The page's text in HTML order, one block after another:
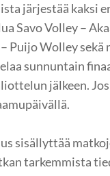
järjestää kaksi
Savo Volley –
Puijo Wolley
sunnuntain
jälkeen.
sisällyttää
tarkemmista